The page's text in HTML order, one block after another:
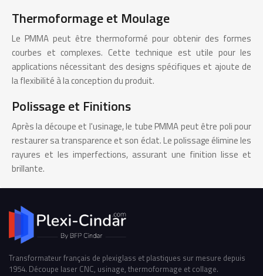
Thermoformage et Moulage
Le PMMA peut être thermoformé pour obtenir des formes
courbes et complexes. Cette technique est utile pour les
applications nécessitant des designs spécifiques et ajoute de
la flexibilité à la conception du produit.
Polissage et Finitions
Après la découpe et l'usinage, le tube PMMA peut être poli pour
restaurer sa transparence et son éclat. Le polissage élimine les
rayures et les imperfections, assurant une finition lisse et
brillante.
Transformateur français de plexiglass et plastiques sur mesure depuis
1954. Découpe laser CNC, usinage, thermoformage et collage.